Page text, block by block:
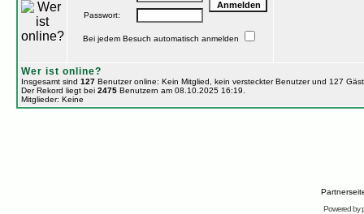
Passwort:
Bei jedem Besuch automatisch anmelden
Wer ist online?
Insgesamt sind 127Benutzer online: Kein Mitglied, kein versteckter Benutzer und 127
Der Rekord liegt bei 2475Benutzern am 08.10.2025 16:19.
Mitglieder: Keine
Powered by